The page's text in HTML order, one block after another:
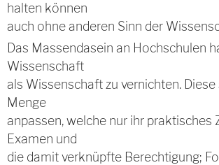
halten können
auch ohne anderen Sinn der
Das Massendasein an Hochschulen
Wissenschaft
als Wissenschaft zu vernichten.
Menge
anpassen, welche nur ihr praktisches
Examen und
die damit verknüpfte Berechtigung;